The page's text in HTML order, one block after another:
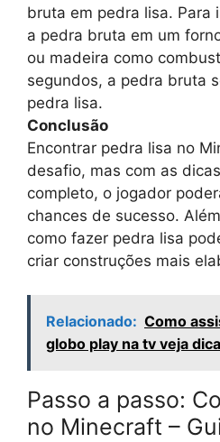
bruta em pedra lisa. Para
a pedra bruta em um
ou madeira como
segundos, a pedra bruta
pedra lisa.
Conclusão
Encontrar pedra lisa no
desafio, mas com as
completo, o jogador
chances de sucesso.
como fazer pedra lisa
criar construções mais
Relacionado: Como
globo play na tv veja
Passo a passo:
no Minecraft –